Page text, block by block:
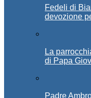
Fedeli di
devozione
La
di Papa
Padre